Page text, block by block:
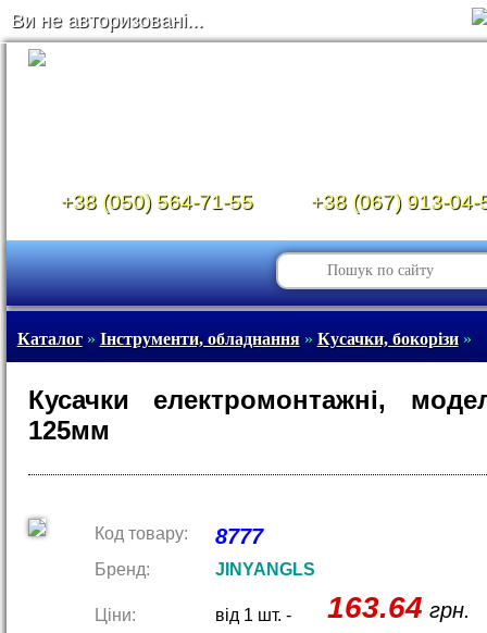
Ви не авторизовані...
+38 (050) 564-71-55 +38 (067) 913-04-
Каталог» Інструменти, обладнання» Кусачки, бокорізи»
Кусачки електромонтажні,
125мм
Код товару: 8777
Бренд: JINYANGLS
Ціни: від 1 шт. - 163.64 грн.